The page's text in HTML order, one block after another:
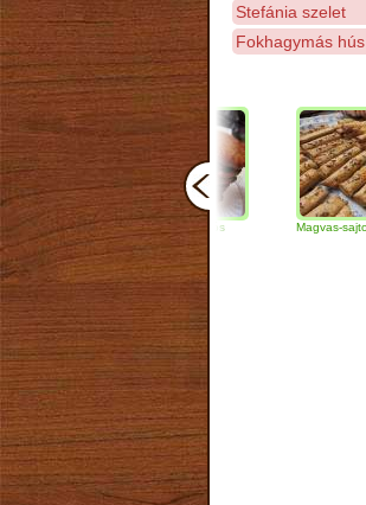
Stefánia szelet
Fokhagymás hús
Csokoládés-diós
szendvics
Magvas-sajtos rúd